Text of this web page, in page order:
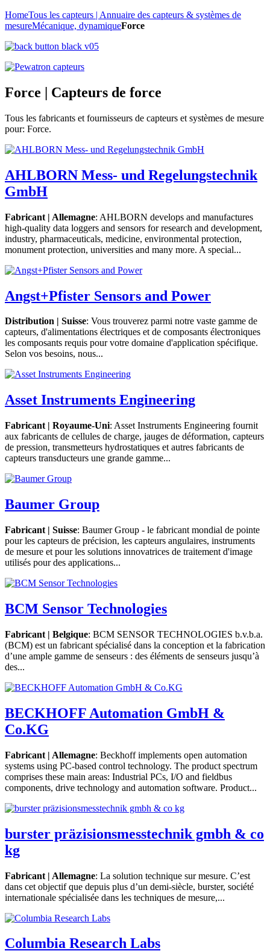
HomeTous les capteurs | Annuaire des capteurs & systèmes de
mesureMécanique, dynamiqueForce
Force | Capteurs de force
Tous les fabricants et fournisseurs de capteurs et systèmes de mesure
pour: Force.
AHLBORN Mess- und Regelungstechnik
GmbH
Fabricant | Allemagne: AHLBORN develops and manufactures
high-quality data loggers and sensors for research and development,
industry, pharmaceuticals, medicine, environmental protection,
monument protection, universities and many more. A special...
Angst+Pfister Sensors and Power
Distribution | Suisse: Vous trouverez parmi notre vaste gamme de
capteurs, d'alimentations électriques et de composants électroniques
les composants requis pour votre domaine d'application spécifique.
Selon vos besoins, nous...
Asset Instruments Engineering
Fabricant | Royaume-Uni: Asset Instruments Engineering fournit
aux fabricants de cellules de charge, jauges de déformation, capteurs
de pression, transmetteurs hydrostatiques et autres fabricants de
capteurs transducteurs une grande gamme...
Baumer Group
Fabricant | Suisse: Baumer Group - le fabricant mondial de pointe
pour les capteurs de précision, les capteurs angulaires, instruments
de mesure et pour les solutions innovatrices de traitement d'image
utilisés pour des applications...
BCM Sensor Technologies
Fabricant | Belgique: BCM SENSOR TECHNOLOGIES b.v.b.a.
(BCM) est un fabricant spécialisé dans la conception et la fabrication
d’une ample gamme de senseurs : des éléments de senseurs jusqu’à
des...
BECKHOFF Automation GmbH &
Co.KG
Fabricant | Allemagne: Beckhoff implements open automation
systems using PC-based control technology. The product spectrum
comprises these main areas: Industrial PCs, I/O and fieldbus
components, drive technology and automation software. Product...
burster präzisionsmesstechnik gmbh & co
kg
Fabricant | Allemagne: La solution technique sur mesure. C’est
dans cet objectif que depuis plus d’un demi-siècle, burster, société
internationale spécialisée dans les techniques de mesure,...
Columbia Research Labs